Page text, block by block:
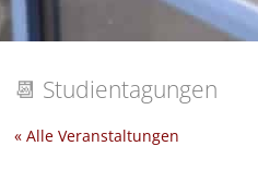
📆 Studientagungen
« Alle Veranstaltungen